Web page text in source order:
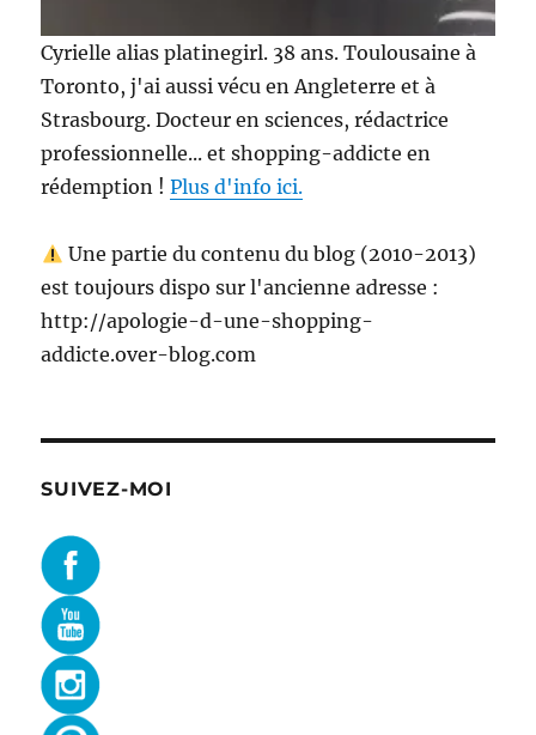
Cyrielle alias platinegirl. 38 ans. Toulousaine à
Toronto, j'ai aussi vécu en Angleterre et à
Strasbourg. Docteur en sciences, rédactrice
professionnelle... et shopping-addicte en
rédemption !Plus d'info ici.
Une partie du contenu du blog (2010-2013)
est toujours dispo sur l'ancienne adresse :
http://apologie-d-une-shopping-
addicte.over-blog.com
SUIVEZ-MOI